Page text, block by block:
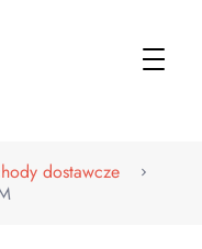
dostawcze